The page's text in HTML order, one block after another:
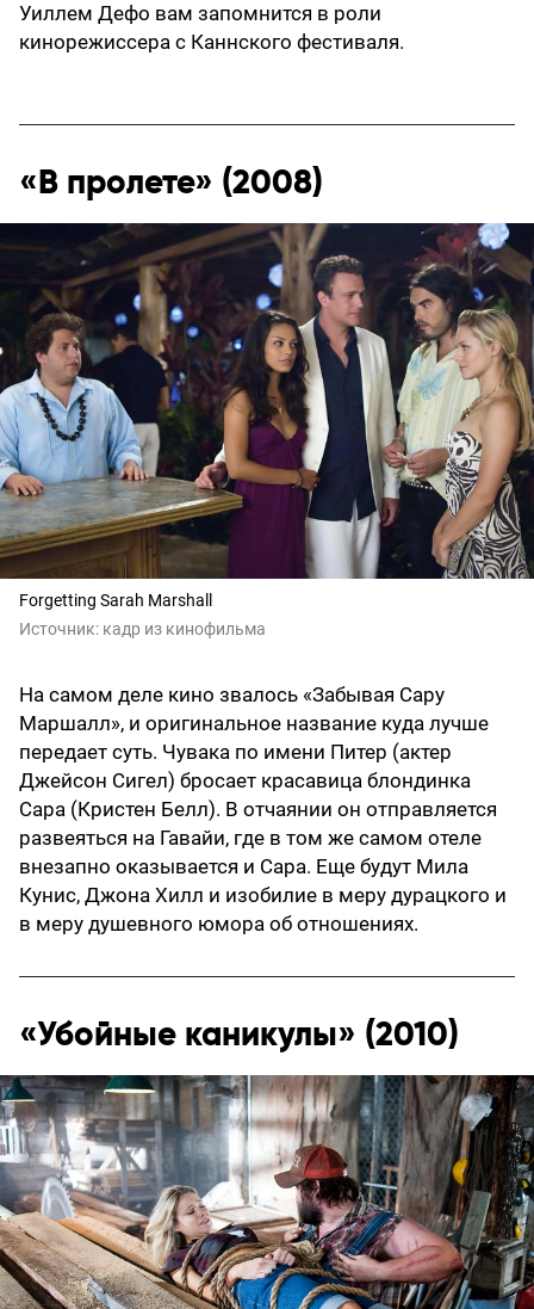
Уиллем Дефо вам запомнится в роли
кинорежиссера с Каннского фестиваля.
«В пролете» (2008)
Forgetting Sarah Marshall
Источник: кадр из кинофильма
На самом деле кино звалось «Забывая Сару
Маршалл», и оригинальное название куда лучше
передает суть. Чувака по имени Питер (актер
Джейсон Сигел) бросает красавица блондинка
Сара (Кристен Белл). В отчаянии он отправляется
развеяться на Гавайи, где в том же самом отеле
внезапно оказывается и Сара. Еще будут Мила
Кунис, Джона Хилл и изобилие в меру дурацкого и
в меру душевного юмора об отношениях.
«Убойные каникулы» (2010)